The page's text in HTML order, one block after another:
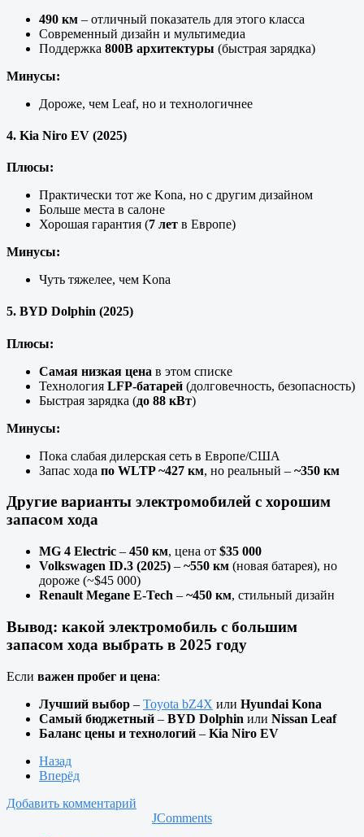
490 км – отличный показатель для этого класса
Современный дизайн и мультимедиа
Поддержка 800В архитектуры (быстрая зарядка)
Минусы:
Дороже, чем Leaf, но и технологичнее
4. Kia Niro EV (2025)
Плюсы:
Практически тот же Kona, но с другим дизайном
Больше места в салоне
Хорошая гарантия (7 лет в Европе)
Минусы:
Чуть тяжелее, чем Kona
5. BYD Dolphin (2025)
Плюсы:
Самая низкая цена в этом списке
Технология LFP-батарей (долговечность, безопасность)
Быстрая зарядка (до 88 кВт)
Минусы:
Пока слабая дилерская сеть в Европе/США
Запас хода по WLTP ~427 км, но реальный – ~350 км
Другие варианты электромобилей с хорошим
запасом хода
MG 4 Electric – 450 км, цена от $35 000
Volkswagen ID.3 (2025) – ~550 км (новая батарея), но
дороже (~$45 000)
Renault Megane E-Tech – ~450 км, стильный дизайн
Вывод: какой электромобиль с большим
запасом хода выбрать в 2025 году
Если важен пробег и цена:
Лучший выбор – Toyota bZ4X или Hyundai Kona
Самый бюджетный – BYD Dolphin или Nissan Leaf
Баланс цены и технологий – Kia Niro EV
Назад
Вперёд
Добавить комментарий
JComments